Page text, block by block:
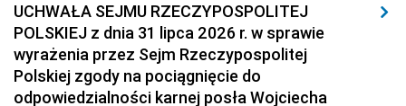
UCHWAŁA SEJMU RZECZYPOSPOLITEJ
POLSKIEJ z dnia 31 lipca 2026 r. w sprawie
wyrażenia przez Sejm Rzeczypospolitej
Polskiej zgody na pociągnięcie do
odpowiedzialności karnej posła Wojciecha